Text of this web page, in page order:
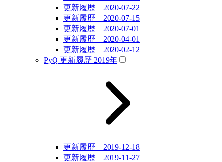
更新履歴 2020-07-22
更新履歴 2020-07-15
更新履歴 2020-07-01
更新履歴 2020-04-01
更新履歴 2020-02-12
PyQ 更新履歴 2019年
更新履歴 2019-12-18
更新履歴 2019-11-27